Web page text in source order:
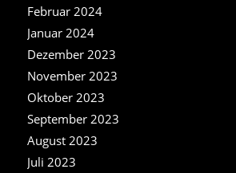
Februar 2024
Januar 2024
Dezember 2023
November 2023
Oktober 2023
September 2023
August 2023
Juli 2023